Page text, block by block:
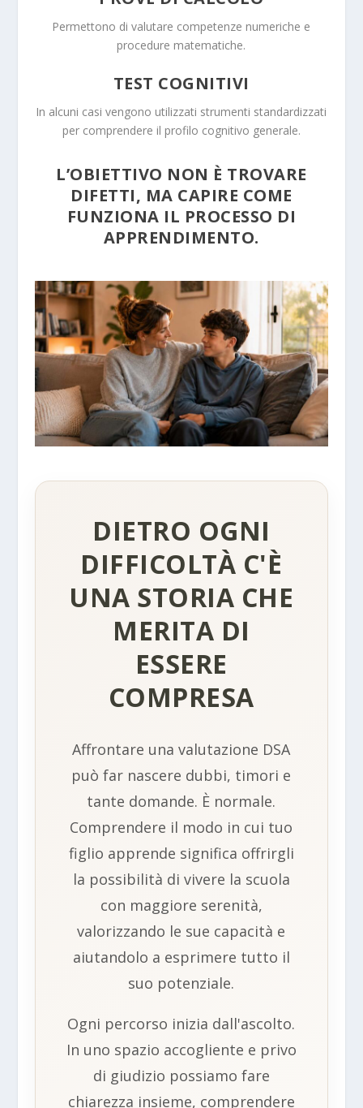
Permettono di valutare competenze numeriche e
procedure matematiche.
TEST COGNITIVI
In alcuni casi vengono utilizzati strumenti standardizzati
per comprendere il profilo cognitivo generale.
L’OBIETTIVO NON È TROVARE
DIFETTI, MA CAPIRE COME
FUNZIONA IL PROCESSO DI
APPRENDIMENTO.
DIETRO OGNI
DIFFICOLTÀ C'È
UNA STORIA CHE
MERITA DI
ESSERE
COMPRESA
Affrontare una valutazione DSA
può far nascere dubbi, timori e
tante domande. È normale.
Comprendere il modo in cui tuo
figlio apprende significa offrirgli
la possibilità di vivere la scuola
con maggiore serenità,
valorizzando le sue capacità e
aiutandolo a esprimere tutto il
suo potenziale.
Ogni percorso inizia dall'ascolto.
In uno spazio accogliente e privo
di giudizio possiamo fare
chiarezza insieme, comprendere